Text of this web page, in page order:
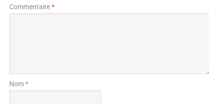
Commentaire*
Nom *